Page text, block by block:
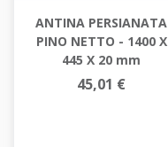
ANTINA PERSIANATA
PINO NETTO - 1400 X
445 X 20 mm
45,01 €